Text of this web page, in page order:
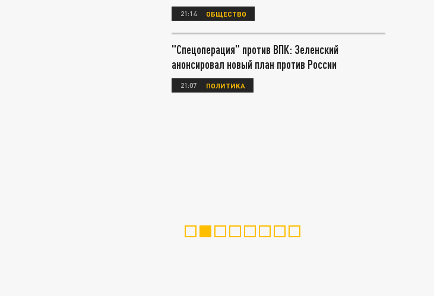
21:14 ОБЩЕСТВО
"Спецоперация" против ВПК: Зеленский
анонсировал новый план против России
21:07 ПОЛИТИКА